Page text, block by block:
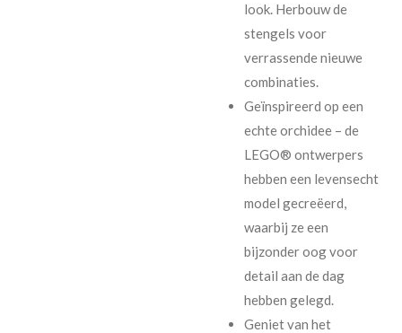
look. Herbouw de
stengels voor
verrassende nieuwe
combinaties.
Geïnspireerd op een
echte orchidee – de
LEGO® ontwerpers
hebben een levensecht
model gecreëerd,
waarbij ze een
bijzonder oog voor
detail aan de dag
hebben gelegd.
Geniet van het